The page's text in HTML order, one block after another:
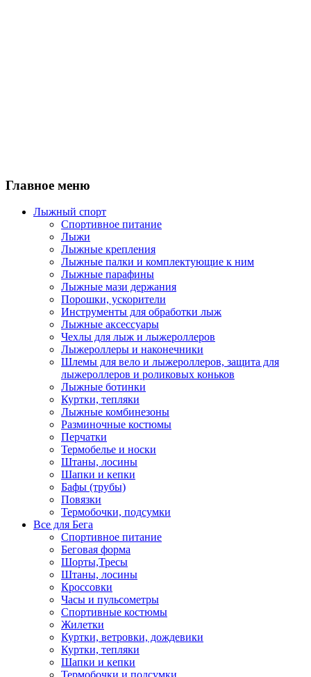
Главное меню
Лыжный спорт
Спортивное питание
Лыжи
Лыжные крепления
Лыжные палки и комплектующие к ним
Лыжные парафины
Лыжные мази держания
Порошки, ускорители
Инструменты для обработки лыж
Лыжные аксессуары
Чехлы для лыж и лыжероллеров
Лыжероллеры и наконечники
Шлемы для вело и лыжероллеров, защита для
лыжероллеров и роликовых коньков
Лыжные ботинки
Куртки, тепляки
Лыжные комбинезоны
Разминочные костюмы
Перчатки
Термобелье и носки
Штаны, лосины
Шапки и кепки
Бафы (трубы)
Повязки
Термобочки, подсумки
Все для Бега
Спортивное питание
Беговая форма
Шорты,Тресы
Штаны, лосины
Кроссовки
Часы и пульсометры
Спортивные костюмы
Жилетки
Куртки, ветровки, дождевики
Куртки, тепляки
Шапки и кепки